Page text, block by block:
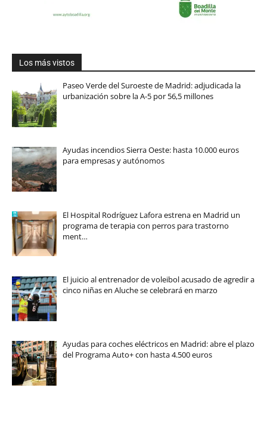
Los más vistos
Paseo Verde del Suroeste de Madrid: adjudicada la
urbanización sobre la A-5 por 56,5 millones
Ayudas incendios Sierra Oeste: hasta 10.000 euros
para empresas y autónomos
El Hospital Rodríguez Lafora estrena en Madrid un
programa de terapia con perros para trastorno
ment…
El juicio al entrenador de voleibol acusado de agredir a
cinco niñas en Aluche se celebrará en marzo
Ayudas para coches eléctricos en Madrid: abre el plazo
del Programa Auto+ con hasta 4.500 euros